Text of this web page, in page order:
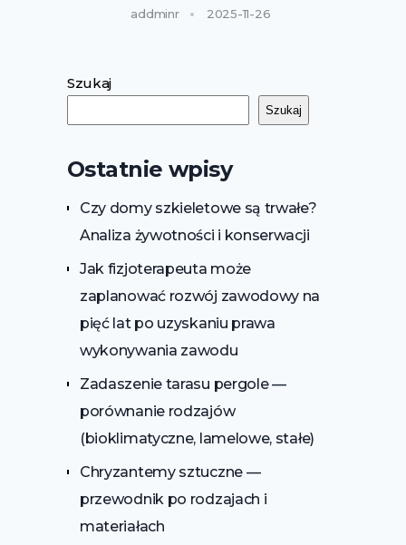
addminr 2025-11-26
Szukaj
Szukaj
Ostatnie wpisy
Czy domy szkieletowe są trwałe?
Analiza żywotności i konserwacji
Jak fizjoterapeuta może
zaplanować rozwój zawodowy na
pięć lat po uzyskaniu prawa
wykonywania zawodu
Zadaszenie tarasu pergole —
porównanie rodzajów
(bioklimatyczne, lamelowe, stałe)
Chryzantemy sztuczne —
przewodnik po rodzajach i
materiałach